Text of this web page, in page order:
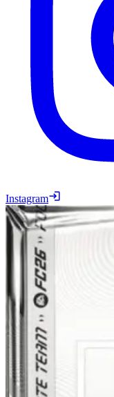
Instagram